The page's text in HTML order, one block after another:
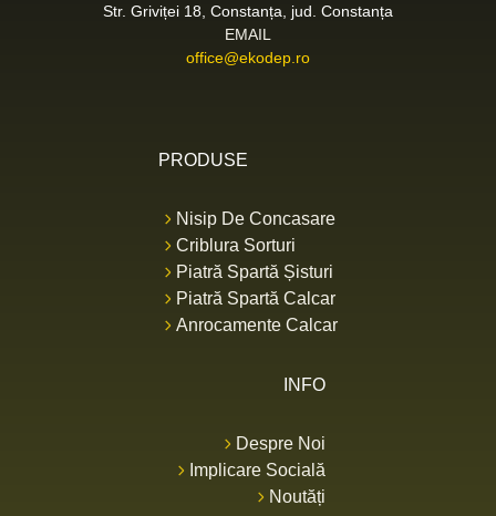
PRODUSE
Nisip De Concasare
Criblura Sorturi
Piatră Spartă Șisturi
Piatră Spartă Calcar
Anrocamente Calcar
Str. Griviței 18, Constanța, jud. Constanța
EMAIL
office@ekodep.ro
INFO
Despre Noi
Implicare Socială
Noutăți